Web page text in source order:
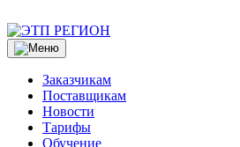
Заказчикам
Поставщикам
Новости
Тарифы
Обучение